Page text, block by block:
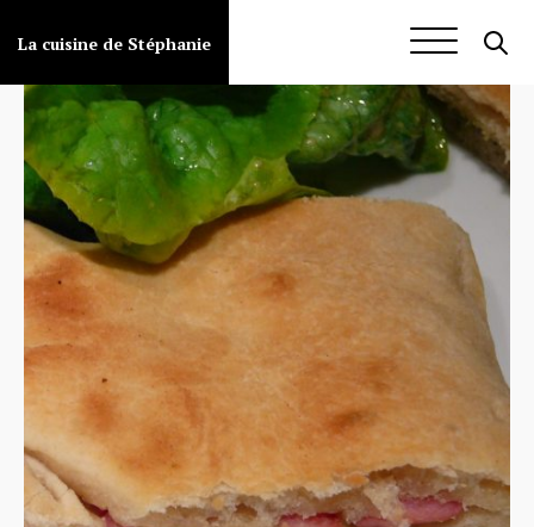
auLa cuisine de Stéphanie